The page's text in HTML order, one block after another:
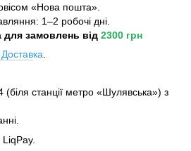
«Нова пошта».
1–2 робочі дні.
для замовлень від 2300 грн
ка
станції метро «Шулявська») з